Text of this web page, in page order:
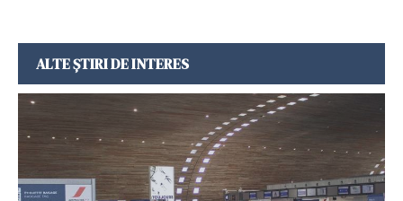
ALTE ȘTIRI DE INTERES